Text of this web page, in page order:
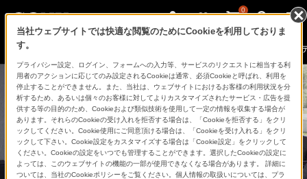
0
価格の確認・購入
当社ウェブサイトでは快適な閲覧のためにCookieを利用しておりま
す。
プライバシー設定、ログイン、フォームへの入力等、サービスのリクエストに相当する利
用者のアクションに応じてのみ設定されるCookieは通常、必須Cookieと呼ばれ、利用を
停止することができません。また、当社は、ウェブサイトにおけるお客様の利用状況を分
析するため、あるいは個々のお客様に対してよりカスタマイズされたサービス・広告を提
供する等の目的のため、Cookieおよび類似技術を使用して一定の情報を収集する場合が
あります。それらのCookieの受け入れを拒否する場合は、「Cookieを拒否する」をクリ
ックしてください。Cookie使用にご同意頂ける場合は、「Cookieを受け入れる」をクリ
ックして下さい。Cookie設定をカスタマイズする場合は「Cookie設定」をクリックして
ください。Cookieの設定をいつでも管理することができます。選択したCookieの設定に
よっては、このウェブサイトの機能の一部が使用できなくなる場合があります。 詳細に
ついては、当社のCookieポリシーをご覧ください。個人情報の取扱いについては、プラ